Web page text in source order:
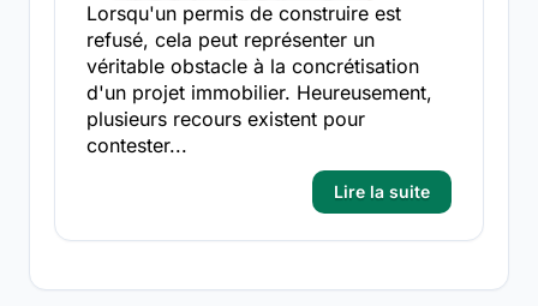
Lorsqu'un permis de construire est
refusé, cela peut représenter un
véritable obstacle à la concrétisation
d'un projet immobilier. Heureusement,
plusieurs recours existent pour
contester...
Lire la suite